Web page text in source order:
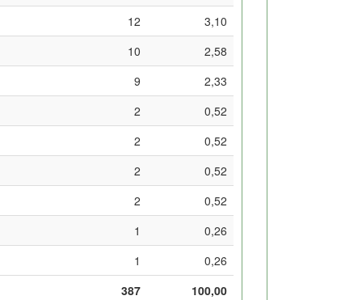
12
3,10
10
2,58
9
2,33
2
0,52
2
0,52
2
0,52
2
0,52
1
0,26
1
0,26
387
100,00